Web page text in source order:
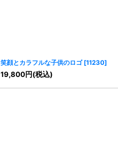
笑顔とカラフルな子供のロゴ [11230]
19,800円(税込)